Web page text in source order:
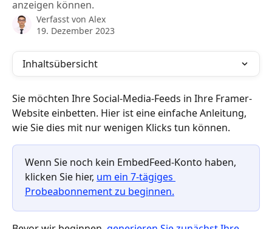
anzeigen können.
Verfasst von Alex
19. Dezember 2023
Inhaltsübersicht
Sie möchten Ihre Social-Media-Feeds in Ihre Framer-
Website einbetten. Hier ist eine einfache Anleitung,
wie Sie dies mit nur wenigen Klicks tun können.
Wenn Sie noch kein EmbedFeed-Konto haben,
klicken Sie hier, um ein 7-tägiges
Probeabonnement zu beginnen.